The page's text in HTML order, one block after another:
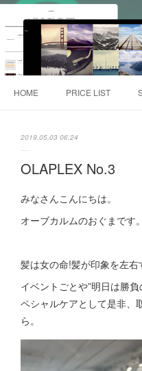
HOME PRICE LIST
2019.05.03 06:24
OLAPLEX No.3
みなさんこんにちは。
オーブカルムのおぐまです。
髪は女の命!髪が印象を左
イベントごとや”明日は勝
ペシャルケアとして是非、
ら。